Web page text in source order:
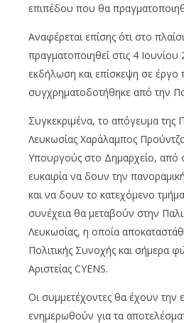
επιπέδου που θα
Αναφέρεται επίσης ότι στο
πραγματοποιηθεί στις 4 Ιουνίου
εκδήλωση και επίσκεψη σε έργο
συγχρηματοδοτήθηκε από την
Συγκεκριμένα, το απόγευμα της
Λευκωσίας Χαράλαμπος
Υπουργούς στο Δημαρχείο, από
ευκαιρία να δουν την
και να δουν το κατεχόμενο
συνέχεια θα μεταβούν στην
Λευκωσίας, η οποία
Πολιτικής Συνοχής και σήμερα
Αριστείας CYENS.
Οι συμμετέχοντες θα έχουν την
ενημερωθούν για τα